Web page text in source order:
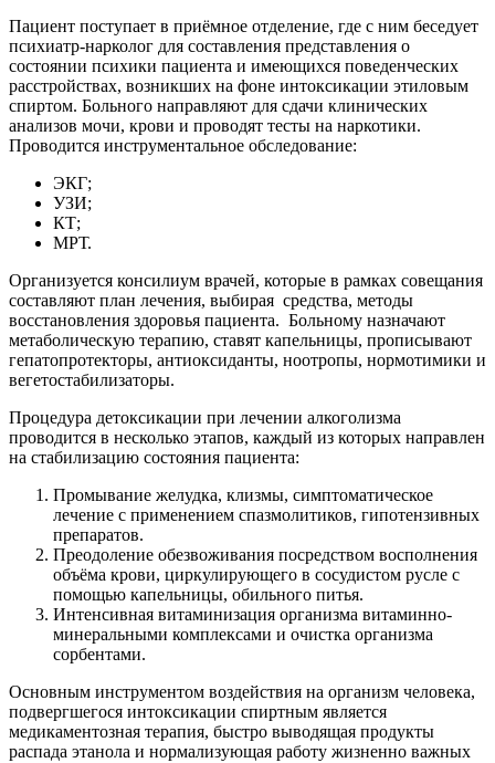
Пациент поступает в приёмное отделение, где с ним беседует
психиатр-нарколог для составления представления о
состоянии психики пациента и имеющихся поведенческих
расстройствах, возникших на фоне интоксикации этиловым
спиртом. Больного направляют для сдачи клинических
анализов мочи, крови и проводят тесты на наркотики.
Проводится инструментальное обследование:
ЭКГ;
УЗИ;
КТ;
МРТ.
Организуется консилиум врачей, которые в рамках совещания
составляют план лечения, выбирая средства, методы
восстановления здоровья пациента. Больному назначают
метаболическую терапию, ставят капельницы, прописывают
гепатопротекторы, антиоксиданты, ноотропы, нормотимики и
вегетостабилизаторы.
Процедура детоксикации при лечении алкоголизма
проводится в несколько этапов, каждый из которых направлен
на стабилизацию состояния пациента:
Промывание желудка, клизмы, симптоматическое
лечение с применением спазмолитиков, гипотензивных
препаратов.
Преодоление обезвоживания посредством восполнения
объёма крови, циркулирующего в сосудистом русле с
помощью капельницы, обильного питья.
Интенсивная витаминизация организма витаминно-
минеральными комплексами и очистка организма
сорбентами.
Основным инструментом воздействия на организм человека,
подвергшегося интоксикации спиртным является
медикаментозная терапия, быстро выводящая продукты
распада этанола и нормализующая работу жизненно важных